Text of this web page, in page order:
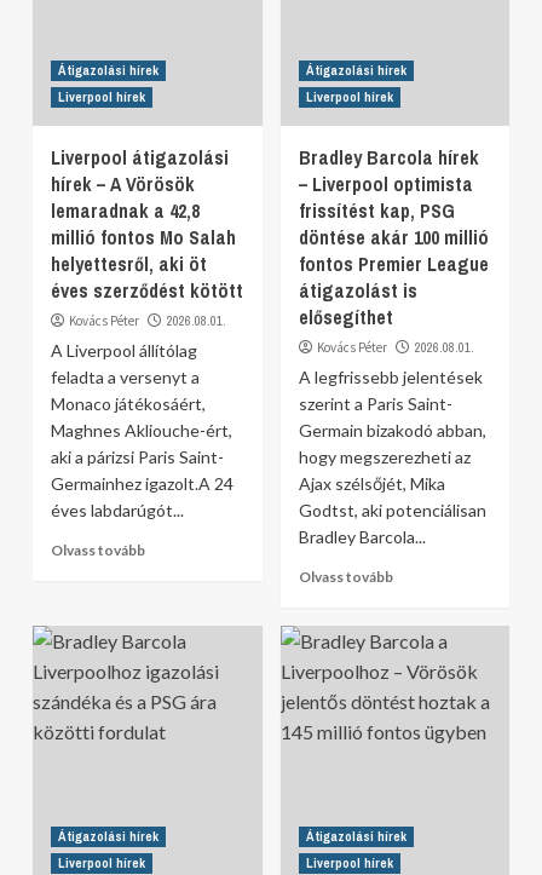
Átigazolási hírek
Liverpool hírek
Liverpool átigazolási
hírek – A Vörösök
lemaradnak a 42,8
millió fontos Mo Salah
helyettesről, aki öt
éves szerződést kötött
Kovács Péter 2026.08.01.
A Liverpool állítólag
feladta a versenyt a
Monaco játékosáért,
Maghnes Akliouche-ért,
aki a párizsi Paris Saint-
Germainhez igazolt.A 24
éves labdarúgót...
Olvass tovább
Átigazolási hírek
Liverpool hírek
Bradley Barcola hírek
– Liverpool optimista
frissítést kap, PSG
döntése akár 100 millió
fontos Premier League
átigazolást is
elősegíthet
Kovács Péter 2026.08.01.
A legfrissebb jelentések
szerint a Paris Saint-
Germain bizakodó abban,
hogy megszerezheti az
Ajax szélsőjét, Mika
Godtst, aki potenciálisan
Bradley Barcola...
Olvass tovább
Átigazolási hírek
Liverpool hírek
Átigazolási hírek
Liverpool hírek